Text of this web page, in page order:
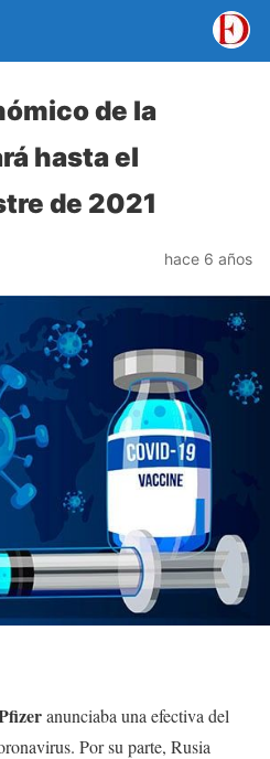
de la
hasta el
de 2021
hace 6 años
anunciaba una efectiva del
Por su parte, Rusia